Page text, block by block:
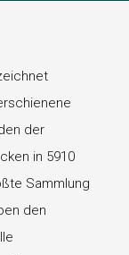
der
in 5910
Sammlung
den